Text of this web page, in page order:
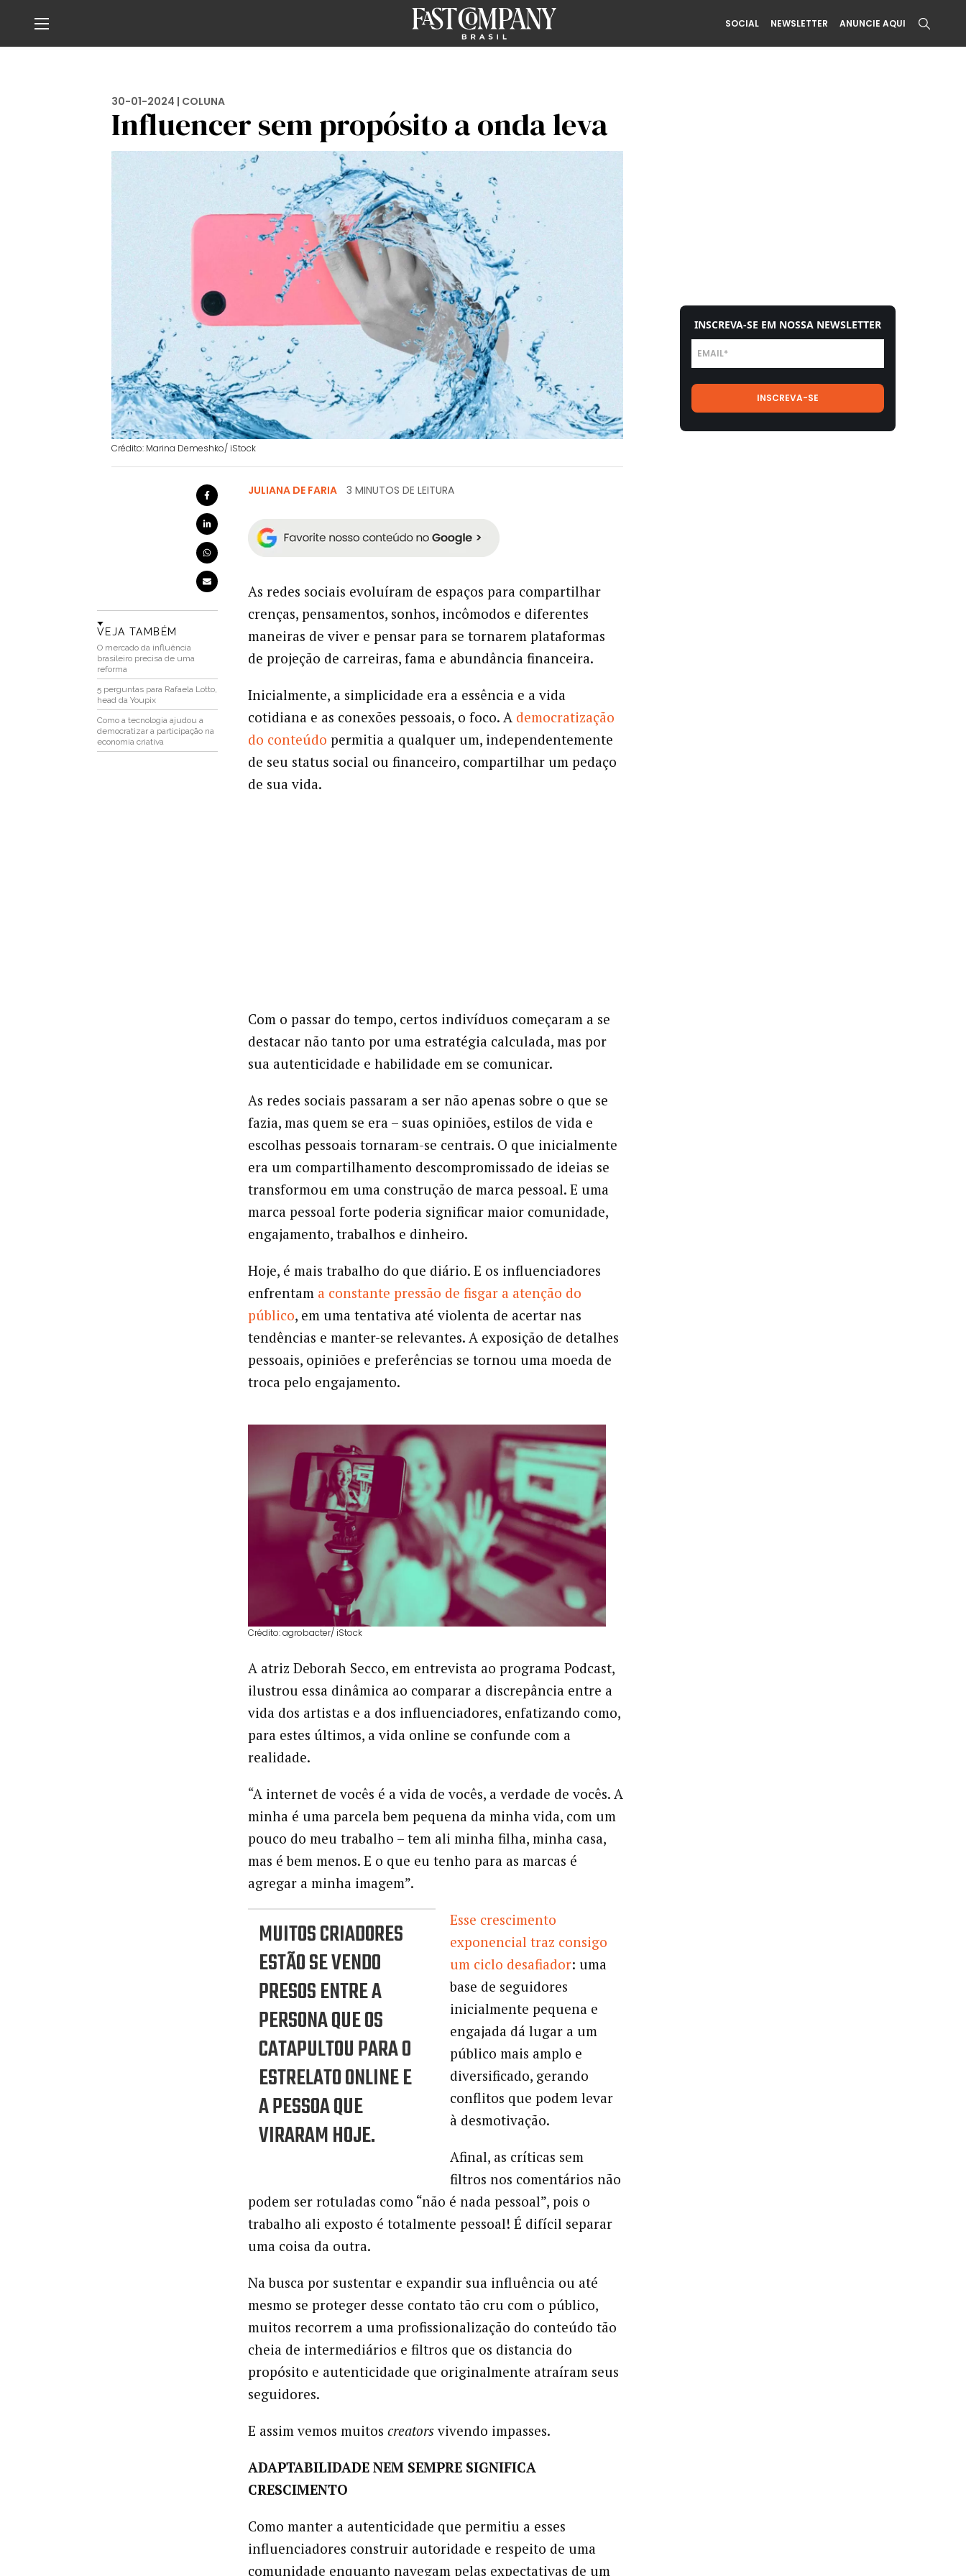
SOCIAL NEWSLETTER ANUNCIE AQUI
30-01-2024 | COLUNA
Influencer sem propósito a onda leva
Crédito: Marina Demeshko/ iStock
VEJA TAMBÉM
O mercado da influência
brasileiro precisa de uma
reforma
5 perguntas para Rafaela Lotto,
head da Youpix
Como a tecnologia ajudou a
democratizar a participação na
economia criativa
JULIANA DE FARIA 3 MINUTOS DE LEITURA
As redes sociais evoluíram de espaços para compartilhar
crenças, pensamentos, sonhos, incômodos e diferentes
maneiras de viver e pensar para se tornarem plataformas
de projeção de carreiras, fama e abundância financeira.
Inicialmente, a simplicidade era a essência e a vida
cotidiana e as conexões pessoais, o foco. A democratização
do conteúdo permitia a qualquer um, independentemente
de seu status social ou financeiro, compartilhar um pedaço
de sua vida.
Com o passar do tempo, certos indivíduos começaram a se
destacar não tanto por uma estratégia calculada, mas por
sua autenticidade e habilidade em se comunicar.
As redes sociais passaram a ser não apenas sobre o que se
fazia, mas quem se era – suas opiniões, estilos de vida e
escolhas pessoais tornaram-se centrais. O que inicialmente
era um compartilhamento descompromissado de ideias se
transformou em uma construção de marca pessoal. E uma
marca pessoal forte poderia significar maior comunidade,
engajamento, trabalhos e dinheiro.
Hoje, é mais trabalho do que diário. E os influenciadores
enfrentam a constante pressão de fisgar a atenção do
público, em uma tentativa até violenta de acertar nas
tendências e manter-se relevantes. A exposição de detalhes
pessoais, opiniões e preferências se tornou uma moeda de
troca pelo engajamento.
Crédito: agrobacter/ iStock
A atriz Deborah Secco, em entrevista ao programa Podcast,
ilustrou essa dinâmica ao comparar a discrepância entre a
vida dos artistas e a dos influenciadores, enfatizando como,
para estes últimos, a vida online se confunde com a
realidade.
“A internet de vocês é a vida de vocês, a verdade de vocês. A
minha é uma parcela bem pequena da minha vida, com um
pouco do meu trabalho – tem ali minha filha, minha casa,
mas é bem menos. E o que eu tenho para as marcas é
agregar a minha imagem”.
MUITOS CRIADORES
ESTÃO SE VENDO
PRESOS ENTRE A
PERSONA QUE OS
CATAPULTOU PARA O
ESTRELATO ONLINE E
A PESSOA QUE
VIRARAM HOJE.
Esse crescimento
exponencial traz consigo
um ciclo desafiador: uma
base de seguidores
inicialmente pequena e
engajada dá lugar a um
público mais amplo e
diversificado, gerando
conflitos que podem levar
à desmotivação.
Afinal, as críticas sem
filtros nos comentários não
podem ser rotuladas como “não é nada pessoal”, pois o
trabalho ali exposto é totalmente pessoal! É difícil separar
uma coisa da outra.
Na busca por sustentar e expandir sua influência ou até
mesmo se proteger desse contato tão cru com o público,
muitos recorrem a uma profissionalização do conteúdo tão
cheia de intermediários e filtros que os distancia do
propósito e autenticidade que originalmente atraíram seus
seguidores.
E assim vemos muitos creatorsvivendo impasses.
ADAPTABILIDADE NEM SEMPRE SIGNIFICA
CRESCIMENTO
Como manter a autenticidade que permitiu a esses
influenciadores construir autoridade e respeito de uma
comunidade enquanto navegam pelas expectativas de um
INSCREVA-SE EM NOSSA NEWSLETTER